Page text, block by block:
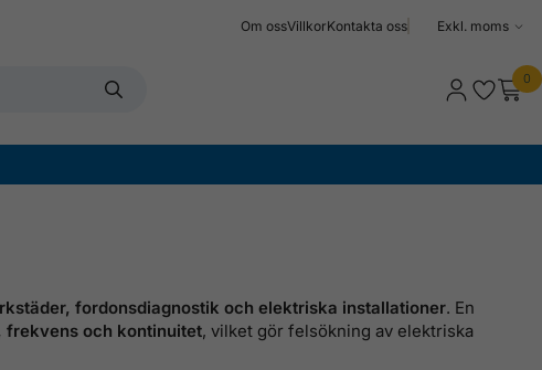
Om ossVillkorKontakta oss
Välj
0
fordonsdiagnostik och elektriska installationer. En
frekvens och kontinuitet, vilket gör felsökning av elektriska